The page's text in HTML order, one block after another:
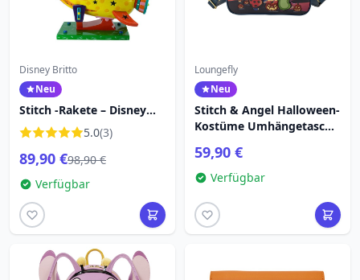
Disney Britto
Neu
Stitch -Rakete – Disney
Britto
5.0(3)
89,90 €98,90 €
Verfügbar
Loungefly
Neu
Stitch & Angel Halloween-
Kostüme Umhängetasche
59,90 €
Verfügbar